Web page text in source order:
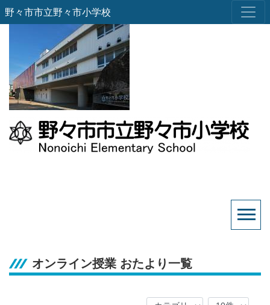
野々市市立野々市小学校
オンライン授業 おたより一覧